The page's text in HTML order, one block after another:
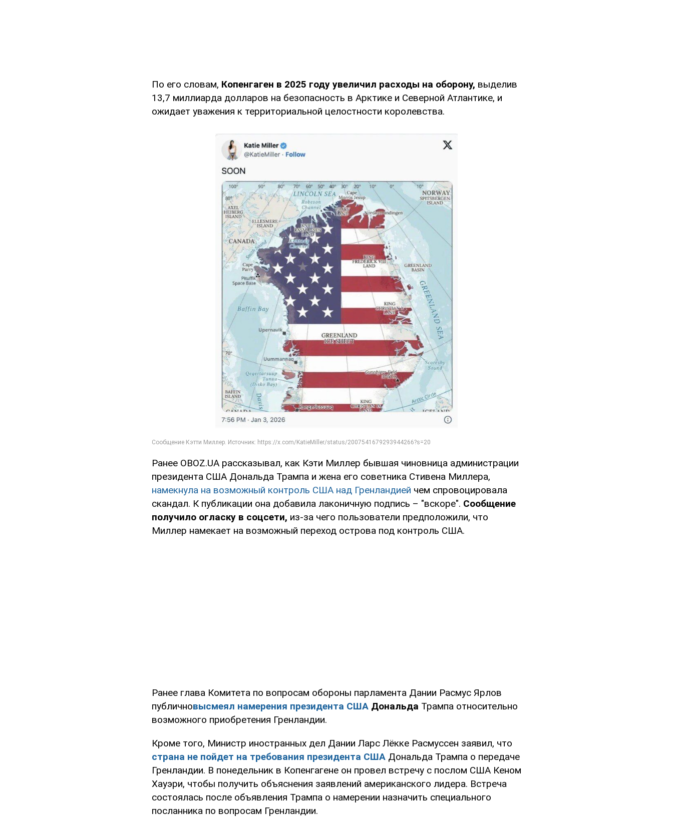
По его словам, Копенгаген в 2025 году увеличил расходы на оборону, выделив
13,7 миллиарда долларов на безопасность в Арктике и Северной Атлантике, и
ожидает уважения к территориальной целостности королевства.
Ранее OBOZ.UA рассказывал, как Кэти Миллер бывшая чиновница администрации
президента США Дональда Трампа и жена его советника Стивена Миллера,
намекнула на возможный контроль США над Гренландией чем спровоцировала
скандал. К публикации она добавила лаконичную подпись – "вскоре". Сообщение
получило огласку в соцсети, из-за чего пользователи предположили, что
Миллер намекает на возможный переход острова под контроль США.
Ранее глава Комитета по вопросам обороны парламента Дании Расмус Ярлов
публичновысмеял намерения президента США Дональда Трампа относительно
возможного приобретения Гренландии.
Кроме того, Министр иностранных дел Дании Ларс Лёкке Расмуссен заявил, что
страна не пойдет на требования президента США Дональда Трампа о передаче
Гренландии. В понедельник в Копенгагене он провел встречу с послом США Кеном
Хауэри, чтобы получить объяснения заявлений американского лидера. Встреча
состоялась после объявления Трампа о намерении назначить специального
посланника по вопросам Гренландии.